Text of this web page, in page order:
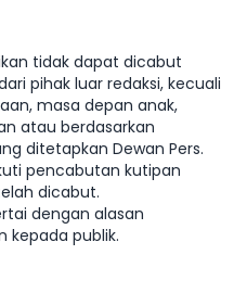
tidak dapat dicabut
pihak luar redaksi, kecuali
masa depan anak,
atau berdasarkan
ditetapkan Dewan Pers.
pencabutan kutipan
dicabut.
dengan alasan
kepada publik.